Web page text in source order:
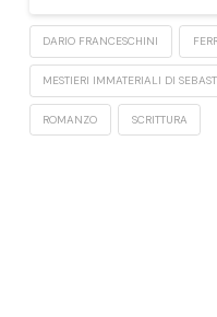
DARIO FRANCESCHINI
MESTIERI IMMATERIALI DI
ROMANZO SCRITTURA